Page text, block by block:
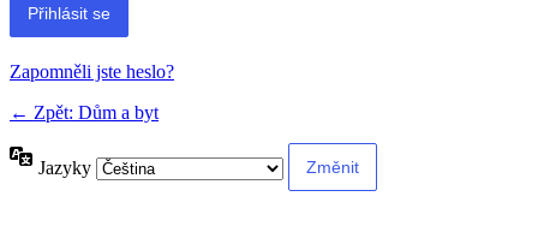
Alternative:
Zapomněli jste heslo?
← Zpět: Dům a byt
Jazyky